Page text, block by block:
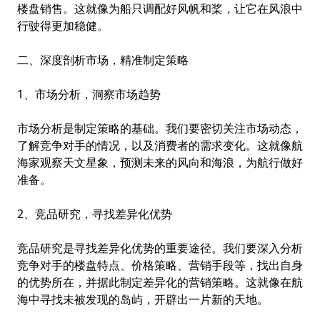
楼盘销售。这就像为船只调配好风帆和桨，让它在风浪中
行驶得更加稳健。
二、深度剖析市场，精准制定策略
1、市场分析，洞察市场趋势
市场分析是制定策略的基础。我们要密切关注市场动态，
了解竞争对手的情况，以及消费者的需求变化。这就像航
海家观察天文星象，预测未来的风向和海浪，为航行做好
准备。
2、竞品研究，寻找差异化优势
竞品研究是寻找差异化优势的重要途径。我们要深入分析
竞争对手的楼盘特点、价格策略、营销手段等，找出自身
的优势所在，并据此制定差异化的营销策略。这就像在航
海中寻找未被发现的岛屿，开辟出一片新的天地。